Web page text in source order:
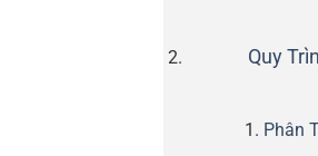
Quy
Phân